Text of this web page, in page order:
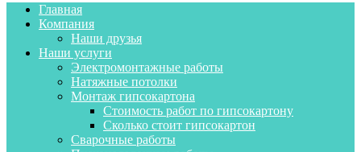
Главная
Компания
Наши друзья
Наши услуги
Электромонтажные работы
Натяжные потолки
Монтаж гипсокартона
Стоимость работ по гипсокартону
Сколько стоит гипсокартон
Сварочные работы